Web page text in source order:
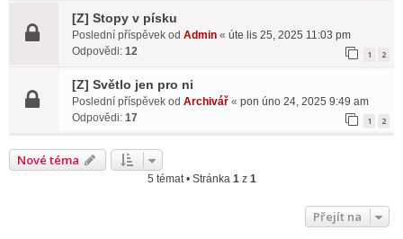
[Z] Stopy v písku
Poslední příspěvek od Admin « úte lis 25, 2025 11:03 pm
Odpovědi: 12 1 2
[Z] Světlo jen pro ni
Poslední příspěvek od Archivář « pon úno 24, 2025 9:49 am
Odpovědi: 17 1 2
Nové téma
5 témat • Stránka 1z 1
Přejít na